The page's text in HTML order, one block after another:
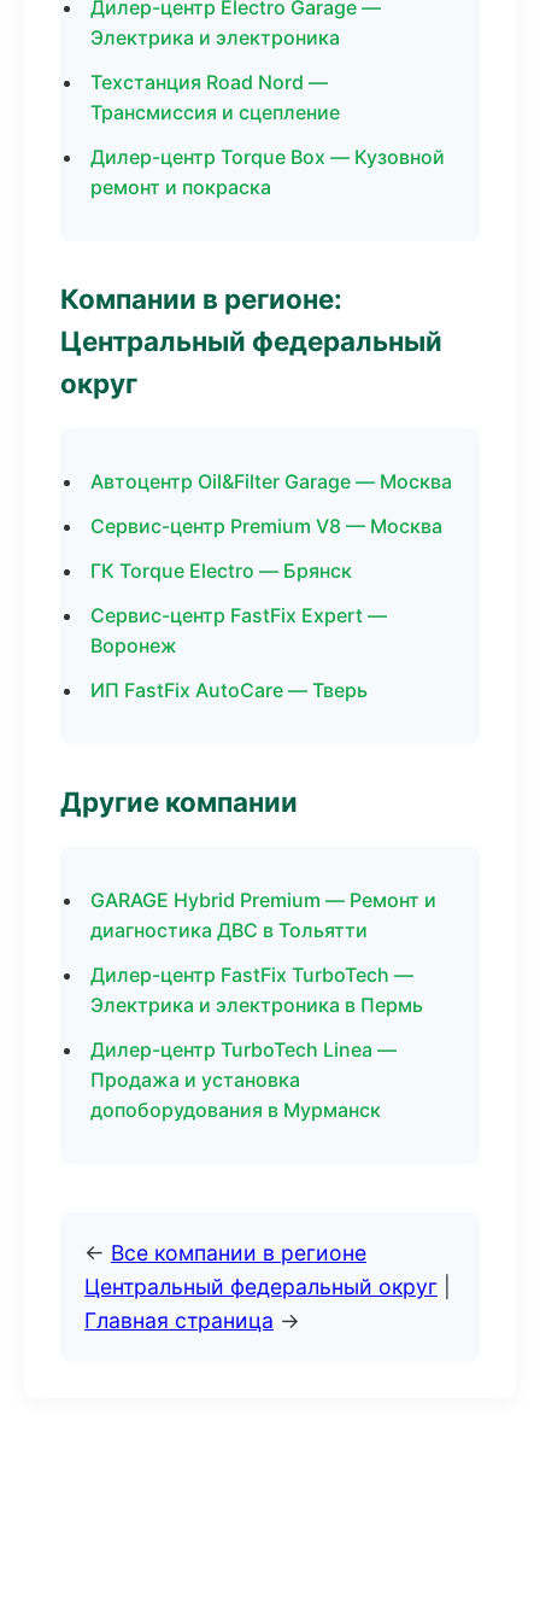
Дилер-центр Electro Garage —
Электрика и электроника
Техстанция Road Nord —
Трансмиссия и сцепление
Дилер-центр Torque Box — Кузовной
ремонт и покраска
Компании в регионе:
Центральный федеральный
округ
Автоцентр Oil&Filter Garage — Москва
Сервис-центр Premium V8 — Москва
ГК Torque Electro — Брянск
Сервис-центр FastFix Expert —
Воронеж
ИП FastFix AutoCare — Тверь
Другие компании
GARAGE Hybrid Premium — Ремонт и
диагностика ДВС в Тольятти
Дилер-центр FastFix TurboTech —
Электрика и электроника в Пермь
Дилер-центр TurboTech Linea —
Продажа и установка
допоборудования в Мурманск
← Все компании в регионе
Центральный федеральный округ
Главная страница →